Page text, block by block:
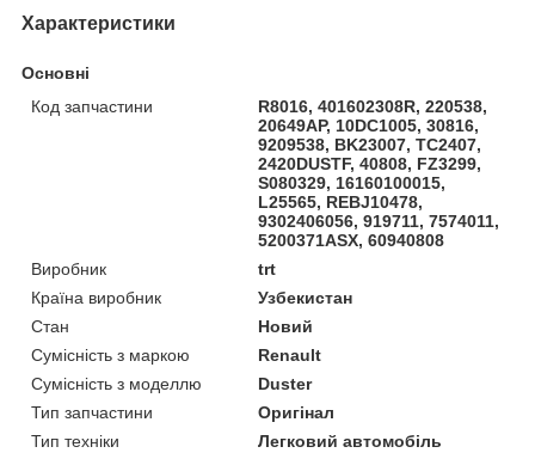
Характеристики
Основні
Код запчастини
R8016, 401602308R, 220538,
20649AP, 10DC1005, 30816,
9209538, BK23007, TC2407,
2420DUSTF, 40808, FZ3299,
S080329, 16160100015,
L25565, REBJ10478,
9302406056, 919711, 7574011,
5200371ASX, 60940808
Виробник
trt
Країна виробник
Узбекистан
Стан
Новий
Сумісність з маркою
Renault
Сумісність з моделлю
Duster
Тип запчастини
Оригінал
Тип техніки
Легковий автомобіль